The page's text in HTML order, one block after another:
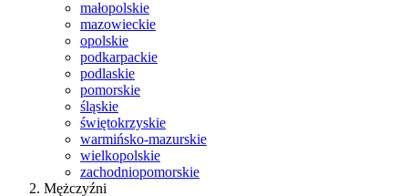
małopolskie
mazowieckie
opolskie
podkarpackie
podlaskie
pomorskie
śląskie
świętokrzyskie
warmińsko-mazurskie
wielkopolskie
zachodniopomorskie
Mężczyźni